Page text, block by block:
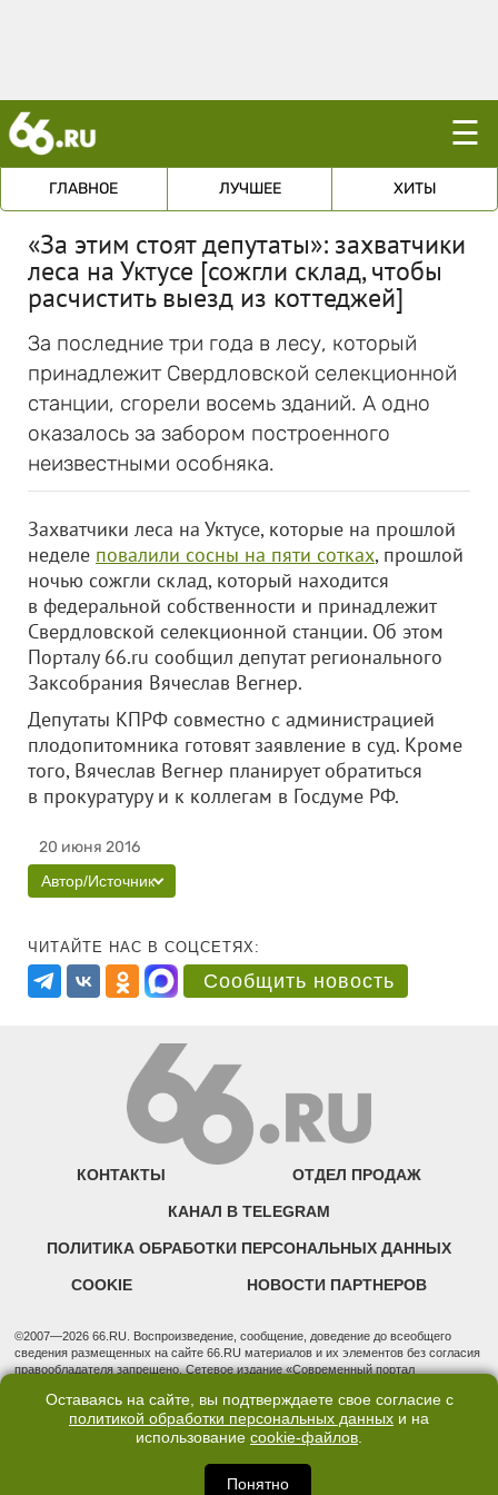
☰
ГЛАВНОЕ ЛУЧШЕЕ ХИТЫ
«За этим стоят депутаты»: захватчики
леса на Уктусе [сожгли склад, чтобы
расчистить выезд из коттеджей]
За последние три года в лесу, который
принадлежит Свердловской селекционной
станции, сгорели восемь зданий. А одно
оказалось за забором построенного
неизвестными особняка.
Захватчики леса на Уктусе, которые на прошлой
неделе повалили сосны на пяти сотках, прошлой
ночью сожгли склад, который находится
в федеральной собственности и принадлежит
Свердловской селекционной станции. Об этом
Порталу 66.ru сообщил депутат регионального
Заксобрания Вячеслав Вегнер.
Депутаты КПРФ совместно с администрацией
плодопитомника готовят заявление в суд. Кроме
того, Вячеслав Вегнер планирует обратиться
в прокуратуру и к коллегам в Госдуме РФ.
20 июня 2016
Автор/Источник
ЧИТАЙТЕ НАС В СОЦСЕТЯХ:
Сообщить новость
КОНТАКТЫ ОТДЕЛ ПРОДАЖ
КАНАЛ В TELEGRAM
ПОЛИТИКА ОБРАБОТКИ ПЕРСОНАЛЬНЫХ ДАННЫХ
COOKIE НОВОСТИ ПАРТНЕРОВ
©2007—2026 66.RU. Воспроизведение, сообщение, доведение до всеобщего
сведения размещенных на сайте 66.RU материалов и их элементов без согласия
правообладателя запрещено. Сетевое издание «Современный портал
надзору в сфере связи, информационных технологий и массовых коммуникаций
(Роскомнадзор). Регистрационный номер ЭЛ № ФС 77 - 76634 от 02.09.2019
Учредитель: Общество с ограниченной ответственностью "66.ру". Юридический
3, оф. 7015 Фактический адрес редакции и отдела продаж: 620014, Свердловская
обл., г. Екатеринбург, ул. Бориса Ельцина, д. 3, оф. 7015, +7 (343) 288-50-66
Оставаясь на сайте, вы подтверждаете свое согласие с
политикой обработки персональных данных и на
использование cookie-файлов.
Понятно